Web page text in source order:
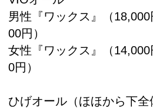
男性『ワックス』（
00円）
女性『ワックス』（
0円）
ひげオール（ほほから下全